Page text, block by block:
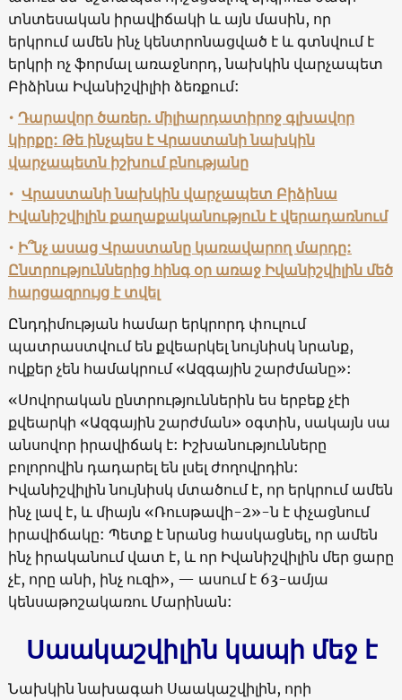
տնտեսական իրավիճակի և այն մասին, որ
երկրում ամեն ինչ կենտրոնացված է և գտնվում է
երկրի ոչ ֆորմալ առաջնորդ, նախկին վարչապետ
Բիձինա Իվանիշվիլիի ձեռքում:
• Դարավոր ծառեր. միլիարդատիրոջ գլխավոր
կիրքը: Թե ինչպես է Վրաստանի նախկին
վարչապետն իշխում բնությանը
• Վրաստանի նախկին վարչապետ Բիձինա
Իվանիշվիլին քաղաքականություն է վերադառնում
• Ի՞նչ ասաց Վրաստանը կառավարող մարդը:
Ընտրություններից հինգ օր առաջ Իվանիշվիլին մեծ
հարցազրույց է տվել
Ընդդիմության համար երկրորդ փուլում
պատրաստվում են քվեարկել նույնիսկ նրանք,
ովքեր չեն համակրում «Ազգային շարժմանը»:
«Սովորական ընտրություններին ես երբեք չէի
քվեարկի «Ազգային շարժման» օգտին, սակայն սա
անսովոր իրավիճակ է: Իշխանությունները
բոլորովին դադարել են լսել ժողովրդին:
Իվանիշվիլին նույնիսկ մտածում է, որ երկրում ամեն
ինչ լավ է, և միայն «Ռուսթավի-2»-ն է փչացնում
իրավիճակը: Պետք է նրանց հասկացնել, որ ամեն
ինչ իրականում վատ է, և որ Իվանիշվիլին մեր ցարը
չէ, որը անի, ինչ ուզի», — ասում է 63-ամյա
կենսաթոշակառու Մարինան:
Սաակաշվիլին կապի մեջ է
Նախկին նախագահ Սաակաշվիլին, որի